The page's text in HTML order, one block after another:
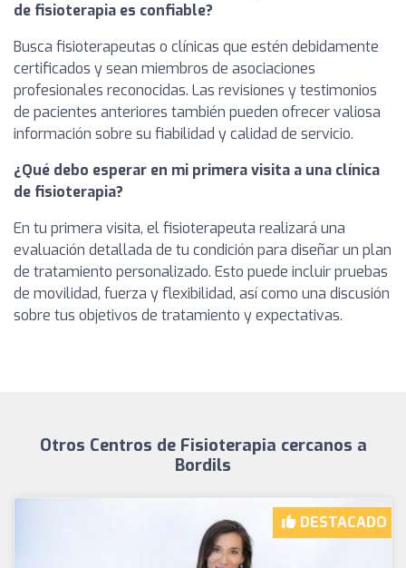
de fisioterapia es confiable?
Busca fisioterapeutas o clínicas que estén debidamente
certificados y sean miembros de asociaciones
profesionales reconocidas. Las revisiones y testimonios
de pacientes anteriores también pueden ofrecer valiosa
información sobre su fiabilidad y calidad de servicio.
¿Qué debo esperar en mi primera visita a una clínica
de fisioterapia?
En tu primera visita, el fisioterapeuta realizará una
evaluación detallada de tu condición para diseñar un plan
de tratamiento personalizado. Esto puede incluir pruebas
de movilidad, fuerza y flexibilidad, así como una discusión
sobre tus objetivos de tratamiento y expectativas.
Otros Centros de Fisioterapia cercanos a
Bordils
DESTACADO